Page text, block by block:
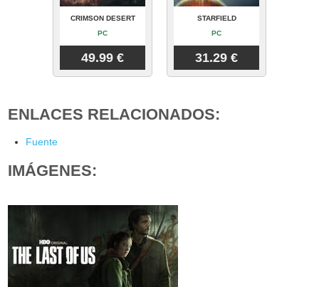
CRIMSON DESERT
PC
49.99 €
STARFIELD
PC
31.29 €
ENLACES RELACIONADOS:
Fuente
IMÁGENES: